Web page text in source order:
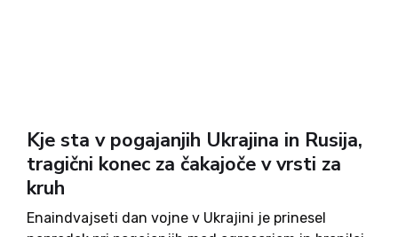
Kje sta v pogajanjih Ukrajina in Rusija,
tragični konec za čakajoče v vrsti za
kruh
Enaindvajseti dan vojne v Ukrajini je prinesel